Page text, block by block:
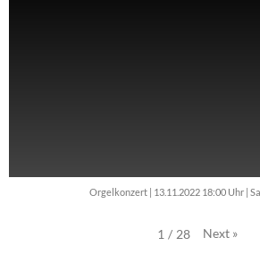
Orgelkonzert | 13.11.2022 18:00 Uhr |
1 / 28 Next »